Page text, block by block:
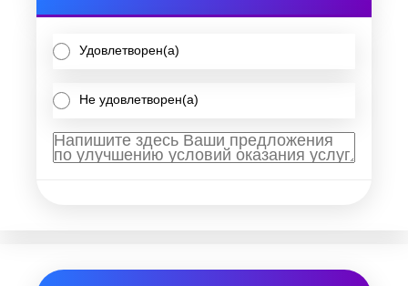
Удовлетворен(а)
Не удовлетворен(а)